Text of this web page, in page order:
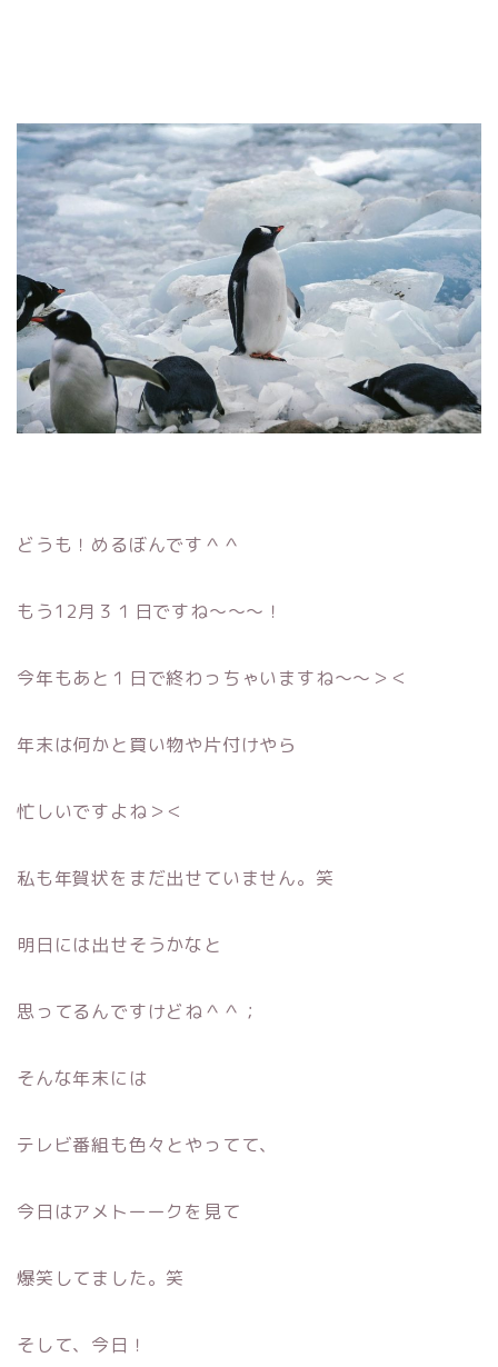
どうも！めるぼんです＾＾
もう12月３１日ですね〜〜〜！
今年もあと１日で終わっちゃいますね〜〜＞＜
年末は何かと買い物や片付けやら
忙しいですよね＞＜
私も年賀状をまだ出せていません。笑
明日には出せそうかなと
思ってるんですけどね＾＾；
そんな年末には
テレビ番組も色々とやってて、
今日はアメトーークを見て
爆笑してました。笑
そして、今日！